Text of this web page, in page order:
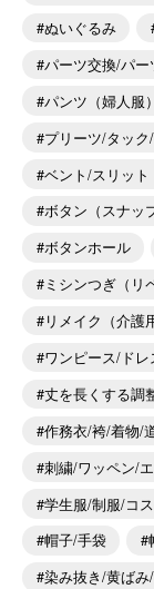
ぬいぐるみ
パーツ交換/パー
パンツ（婦人服）
プリーツ/タック
ベント/スリット
ボタン（スナッ
ボタンホール
ミシンつぎ（リ
リメイク（介護
ワンピース/ドレ
丈を長くする調
作務衣/袴/着物/
刺繍/ワッペン/
学生服/制服/コ
帽子/手袋
染み抜き/黄ばみ